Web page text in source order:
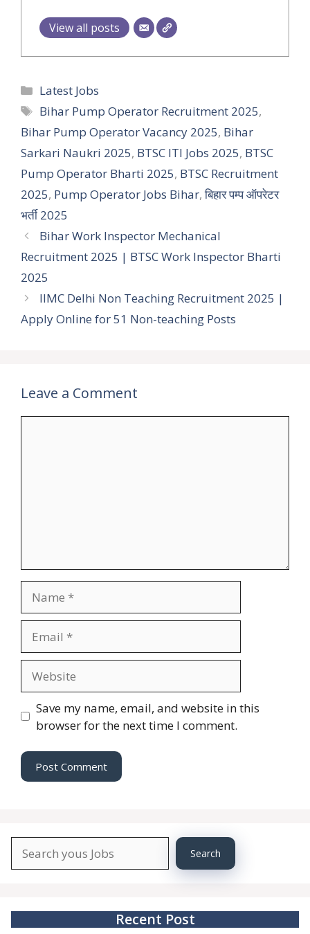
View all posts
Categories
Latest Jobs
Tags
Bihar Pump Operator Recruitment 2025,
Bihar Pump Operator Vacancy 2025, Bihar
Sarkari Naukri 2025, BTSC ITI Jobs 2025, BTSC
Pump Operator Bharti 2025, BTSC Recruitment
2025, Pump Operator Jobs Bihar,बिहार पम्प ऑपरेटर
भर्ती 2025
Bihar Work Inspector Mechanical
Recruitment 2025 | BTSC Work Inspector Bharti
2025
IIMC Delhi Non Teaching Recruitment 2025 |
Apply Online for 51 Non-teaching Posts
Leave a Comment
Save my name, email, and website in this
browser for the next time I comment.
About
Search
Recent Post